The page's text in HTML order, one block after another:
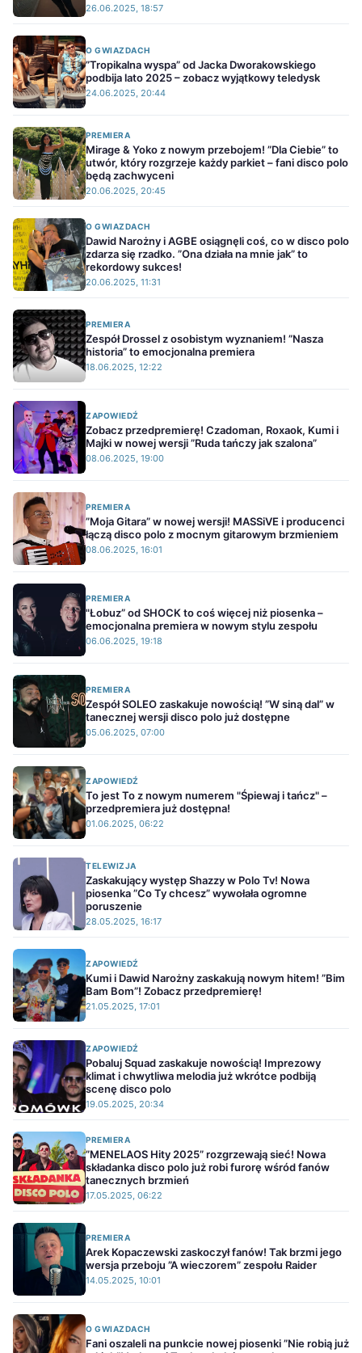
26.06.2025, 18:57
O GWIAZDACH
”Tropikalna wyspa” od Jacka Dworakowskiego
podbija lato 2025 – zobacz wyjątkowy teledysk
24.06.2025, 20:44
PREMIERA
Mirage & Yoko z nowym przebojem! ”Dla Ciebie” to
utwór, który rozgrzeje każdy parkiet – fani disco polo
będą zachwyceni
20.06.2025, 20:45
O GWIAZDACH
Dawid Narożny i AGBE osiągnęli coś, co w disco polo
zdarza się rzadko. ”Ona działa na mnie jak” to
rekordowy sukces!
20.06.2025, 11:31
PREMIERA
Zespół Drossel z osobistym wyznaniem! ”Nasza
historia” to emocjonalna premiera
18.06.2025, 12:22
ZAPOWIEDŹ
Zobacz przedpremierę! Czadoman, Roxaok, Kumi i
Majki w nowej wersji ”Ruda tańczy jak szalona”
08.06.2025, 19:00
PREMIERA
”Moja Gitara” w nowej wersji! MASSiVE i producenci
łączą disco polo z mocnym gitarowym brzmieniem
08.06.2025, 16:01
PREMIERA
"Łobuz” od SHOCK to coś więcej niż piosenka –
emocjonalna premiera w nowym stylu zespołu
06.06.2025, 19:18
PREMIERA
Zespół SOLEO zaskakuje nowością! ”W siną dal” w
tanecznej wersji disco polo już dostępne
05.06.2025, 07:00
ZAPOWIEDŹ
To jest To z nowym numerem "Śpiewaj i tańcz" –
przedpremiera już dostępna!
01.06.2025, 06:22
TELEWIZJA
Zaskakujący występ Shazzy w Polo Tv! Nowa
piosenka ”Co Ty chcesz” wywołała ogromne
poruszenie
28.05.2025, 16:17
ZAPOWIEDŹ
Kumi i Dawid Narożny zaskakują nowym hitem! ”Bim
Bam Bom”! Zobacz przedpremierę!
21.05.2025, 17:01
ZAPOWIEDŹ
Pobaluj Squad zaskakuje nowością! Imprezowy
klimat i chwytliwa melodia już wkrótce podbiją
scenę disco polo
19.05.2025, 20:34
PREMIERA
”MENELAOS Hity 2025” rozgrzewają sieć! Nowa
składanka disco polo już robi furorę wśród fanów
tanecznych brzmień
17.05.2025, 06:22
PREMIERA
Arek Kopaczewski zaskoczył fanów! Tak brzmi jego
wersja przeboju ”A wieczorem” zespołu Raider
14.05.2025, 10:01
O GWIAZDACH
Fani oszaleli na punkcie nowej piosenki ”Nie robią już